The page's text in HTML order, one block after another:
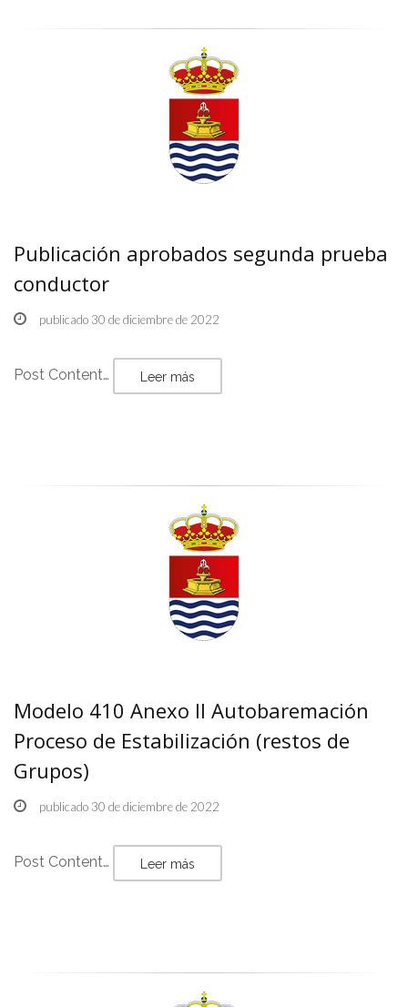
Publicación aprobados segunda prueba
conductor
publicado 30 de diciembre de 2022
Post Content… Leer más
Modelo 410 Anexo II Autobaremación
Proceso de Estabilización (restos de
Grupos)
publicado 30 de diciembre de 2022
Post Content… Leer más